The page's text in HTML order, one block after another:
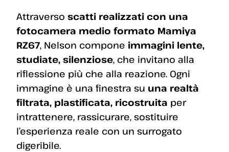
Attraverso scatti realizzati con una
fotocamera medio formato Mamiya
RZ67, Nelson compone immagini lente,
studiate, silenziose, che invitano alla
riflessione più che alla reazione. Ogni
immagine è una finestra su una realtà
filtrata, plastificata, ricostruita per
intrattenere, rassicurare, sostituire
l’esperienza reale con un surrogato
digeribile.